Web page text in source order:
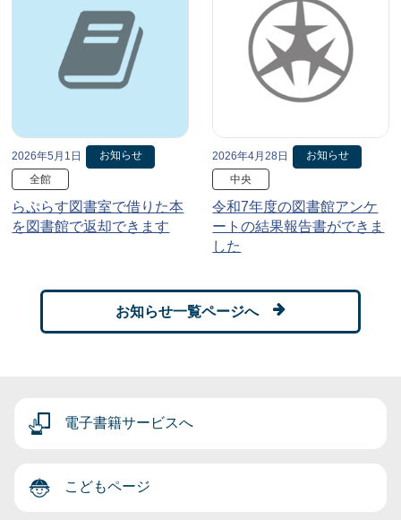
2026年5月1日
お知らせ
全館
らぷらす図書室で借りた本
を図書館で返却できます
2026年4月28日
お知らせ
中央
令和7年度の図書館アンケ
ートの結果報告書ができま
した
お知らせ一覧ページへ
電子書籍サービスへ
こどもページ